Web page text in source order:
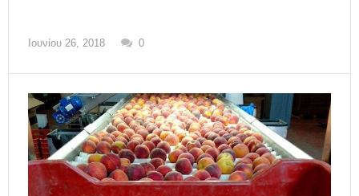
Ιουνίου 26, 2018 0